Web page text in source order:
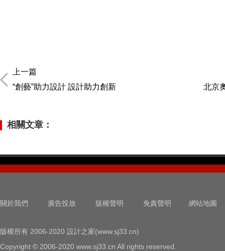
上一篇
“創藝”助力設計 設計助力創新
北京
相關文章：
關於我們 廣告投放 版權聲明 免責聲明 網站地圖
版權所有 2006-2020 設計之家(www.sj33.cn)
Copyright © 2006-2020 www.sj33.cn All rights reserved.